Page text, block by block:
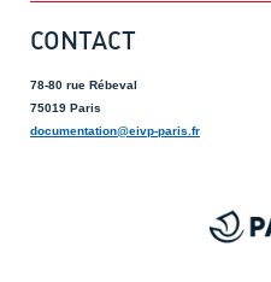
CONTACT
78-80 rue Rébeval
75019 Paris
documentation@eivp-paris.fr